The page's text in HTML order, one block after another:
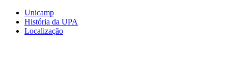
Conteúdo principal
Unicamp
História da UPA
Localização